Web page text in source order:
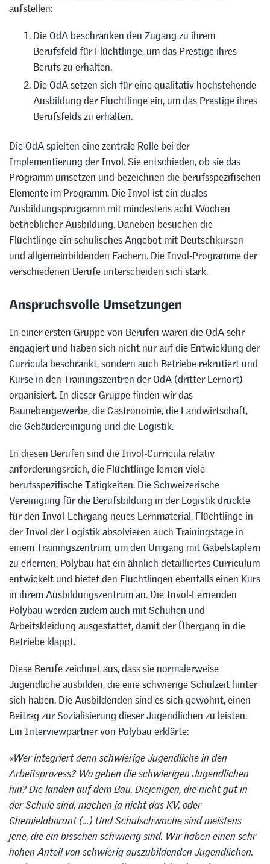
aufstellen:
Die OdA beschränken den Zugang zu ihrem
Berufsfeld für Flüchtlinge, um das Prestige ihres
Berufs zu erhalten.
Die OdA setzen sich für eine qualitativ hochstehende
Ausbildung der Flüchtlinge ein, um das Prestige ihres
Berufsfelds zu erhalten.
Die OdA spielten eine zentrale Rolle bei der
Implementierung der Invol. Sie entschieden, ob sie das
Programm umsetzen und bezeichnen die berufsspezifischen
Elemente im Programm. Die Invol ist ein duales
Ausbildungsprogramm mit mindestens acht Wochen
betrieblicher Ausbildung. Daneben besuchen die
Flüchtlinge ein schulisches Angebot mit Deutschkursen
und allgemeinbildenden Fächern. Die Invol-Programme der
verschiedenen Berufe unterscheiden sich stark.
Anspruchsvolle Umsetzungen
In einer ersten Gruppe von Berufen waren die OdA sehr
engagiert und haben sich nicht nur auf die Entwicklung der
Curricula beschränkt, sondern auch Betriebe rekrutiert und
Kurse in den Trainingszentren der OdA (dritter Lernort)
organisiert. In dieser Gruppe finden wir das
Baunebengewerbe, die Gastronomie, die Landwirtschaft,
die Gebäudereinigung und die Logistik.
In diesen Berufen sind die Invol-Curricula relativ
anforderungsreich, die Flüchtlinge lernen viele
berufsspezifische Tätigkeiten. Die Schweizerische
Vereinigung für die Berufsbildung in der Logistik druckte
für den Invol-Lehrgang neues Lernmaterial. Flüchtlinge in
der Invol der Logistik absolvieren auch Trainingstage in
einem Trainingszentrum, um den Umgang mit Gabelstaplern
zu erlernen. Polybau hat ein ähnlich detailliertes Curriculum
entwickelt und bietet den Flüchtlingen ebenfalls einen Kurs
in ihrem Ausbildungszentrum an. Die Invol-Lernenden
Polybau werden zudem auch mit Schuhen und
Arbeitskleidung ausgestattet, damit der Übergang in die
Betriebe klappt.
Diese Berufe zeichnet aus, dass sie normalerweise
Jugendliche ausbilden, die eine schwierige Schulzeit hinter
sich haben. Die Ausbildenden sind es sich gewohnt, einen
Beitrag zur Sozialisierung dieser Jugendlichen zu leisten.
Ein Interviewpartner von Polybau erklärte:
«Wer integriert denn schwierige Jugendliche in den
Arbeitsprozess? Wo gehen die schwierigen Jugendlichen
hin? Die landen auf dem Bau. Diejenigen, die nicht gut in
der Schule sind, machen ja nicht das KV, oder
Chemielaborant (…) Und Schulschwache sind meistens
jene, die ein bisschen schwierig sind. Wir haben einen sehr
hohen Anteil von schwierig auszubildenden Jugendlichen.